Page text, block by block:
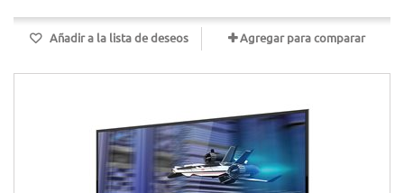
Añadir a la lista de deseos Agregar para comparar